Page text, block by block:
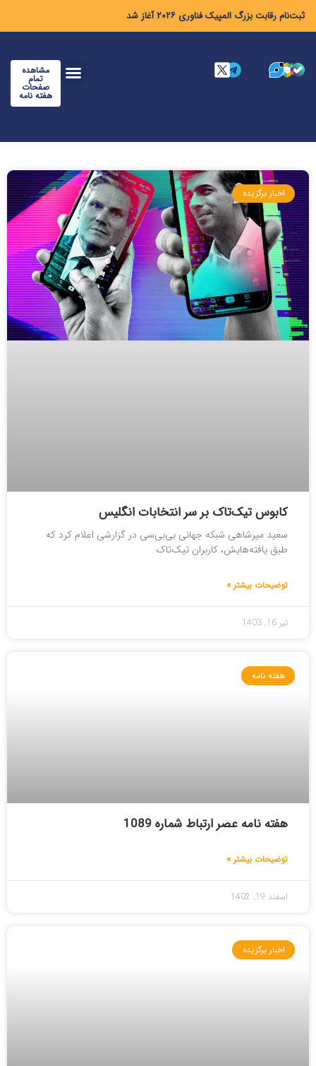
ثبت‌نام رقابت بزرگ المپیک فناوری ۲۰۲۶ آغاز شد
مشاهده
تمام
صفحات
هفته نامه
اخبار برگزیده
کابوس تیک‌تاک بر سر انتخابات انگلیس
سعید میرشاهی شبکه‌ جهانی بی‌بی‌سی در گزارشی اعلام کرد که
طبق یافته‌هایش، کاربران تیک‌تاک
توضیحات بیشتر »
تیر 16, 1403
هفته نامه
هفته نامه عصر ارتباط شماره 1089
توضیحات بیشتر »
اسفند 19, 1402
اخبار برگزیده